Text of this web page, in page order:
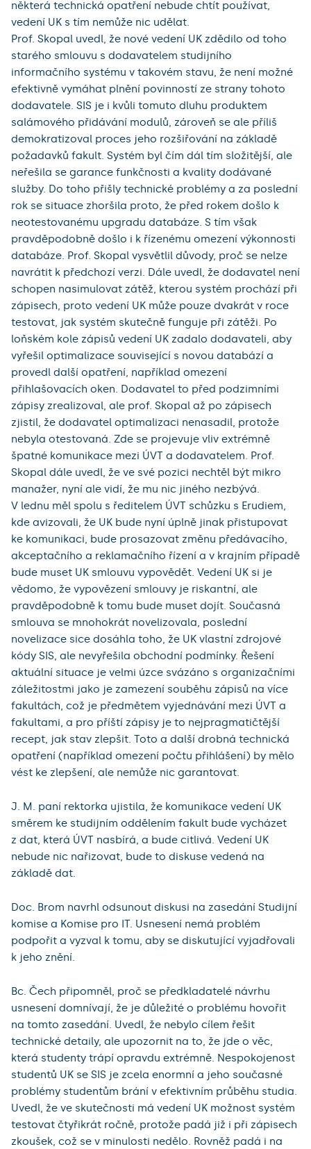
některá technická opatření nebude chtít používat,
vedení UK s tím nemůže nic udělat.
Prof. Skopal uvedl, že nové vedení UK zdědilo od toho
starého smlouvu s dodavatelem studijního
informačního systému v takovém stavu, že není možné
efektivně vymáhat plnění povinností ze strany tohoto
dodavatele. SIS je i kvůli tomuto dluhu produktem
salámového přidávání modulů, zároveň se ale příliš
demokratizoval proces jeho rozšiřování na základě
požadavků fakult. Systém byl čím dál tím složitější, ale
neřešila se garance funkčnosti a kvality dodávané
služby. Do toho přišly technické problémy a za poslední
rok se situace zhoršila proto, že před rokem došlo k
neotestovanému upgradu databáze. S tím však
pravděpodobně došlo i k řízenému omezení výkonnosti
databáze. Prof. Skopal vysvětlil důvody, proč se nelze
navrátit k předchozí verzi. Dále uvedl, že dodavatel není
schopen nasimulovat zátěž, kterou systém prochází při
zápisech, proto vedení UK může pouze dvakrát v roce
testovat, jak systém skutečně funguje při zátěži. Po
loňském kole zápisů vedení UK zadalo dodavateli, aby
vyřešil optimalizace související s novou databází a
provedl další opatření, například omezení
přihlašovacích oken. Dodavatel to před podzimními
zápisy zrealizoval, ale prof. Skopal až po zápisech
zjistil, že dodavatel optimalizaci nenasadil, protože
nebyla otestovaná. Zde se projevuje vliv extrémně
špatné komunikace mezi ÚVT a dodavatelem. Prof.
Skopal dále uvedl, že ve své pozici nechtěl být mikro
manažer, nyní ale vidí, že mu nic jiného nezbývá.
V lednu měl spolu s ředitelem ÚVT schůzku s Erudiem,
kde avizovali, že UK bude nyní úplně jinak přistupovat
ke komunikaci, bude prosazovat změnu předávacího,
akceptačního a reklamačního řízení a v krajním případě
bude muset UK smlouvu vypovědět. Vedení UK si je
vědomo, že vypovězení smlouvy je riskantní, ale
pravděpodobně k tomu bude muset dojít. Současná
smlouva se mnohokrát novelizovala, poslední
novelizace sice dosáhla toho, že UK vlastní zdrojové
kódy SIS, ale nevyřešila obchodní podmínky. Řešení
aktuální situace je velmi úzce svázáno s organizačními
záležitostmi jako je zamezení souběhu zápisů na více
fakultách, což je předmětem vyjednávání mezi ÚVT a
fakultami, a pro příští zápisy je to nejpragmatičtější
recept, jak stav zlepšit. Toto a další drobná technická
opatření (například omezení počtu přihlášení) by mělo
vést ke zlepšení, ale nemůže nic garantovat.
J. M. paní rektorka ujistila, že komunikace vedení UK
směrem ke studijním oddělením fakult bude vycházet
z dat, která ÚVT nasbírá, a bude citlivá. Vedení UK
nebude nic nařizovat, bude to diskuse vedená na
základě dat.
Doc. Brom navrhl odsunout diskusi na zasedání Studijní
komise a Komise pro IT. Usnesení nemá problém
podpořit a vyzval k tomu, aby se diskutující vyjadřovali
k jeho znění.
Bc. Čech připomněl, proč se předkladatelé návrhu
usnesení domnívají, že je důležité o problému hovořit
na tomto zasedání. Uvedl, že nebylo cílem řešit
technické detaily, ale upozornit na to, že jde o věc,
která studenty trápí opravdu extrémně. Nespokojenost
studentů UK se SIS je zcela enormní a jeho současné
problémy studentům brání v efektivním průběhu studia.
Uvedl, že ve skutečnosti má vedení UK možnost systém
testovat čtyřikrát ročně, protože padá již i při zápisech
zkoušek, což se v minulosti nedělo. Rovněž padá i na